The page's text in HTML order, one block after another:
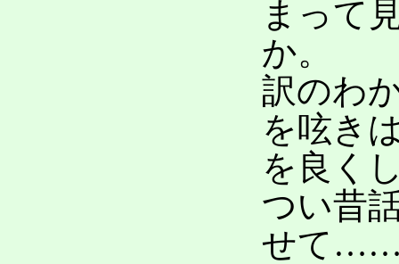
まって
か。
訳のわ
を呟き
を良く
つい昔
せて